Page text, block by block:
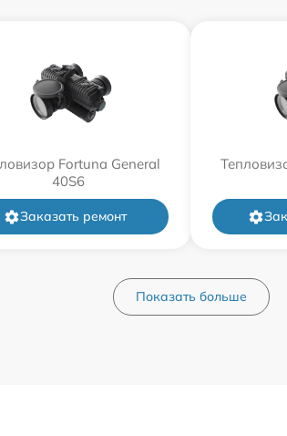
Fortuna General
40S6
Заказать ремонт
Показать больше